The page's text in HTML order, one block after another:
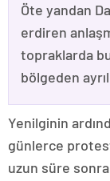
Öte yandan
erdiren
topraklarda
bölgeden
Yenilginin
günlerce
uzun süre